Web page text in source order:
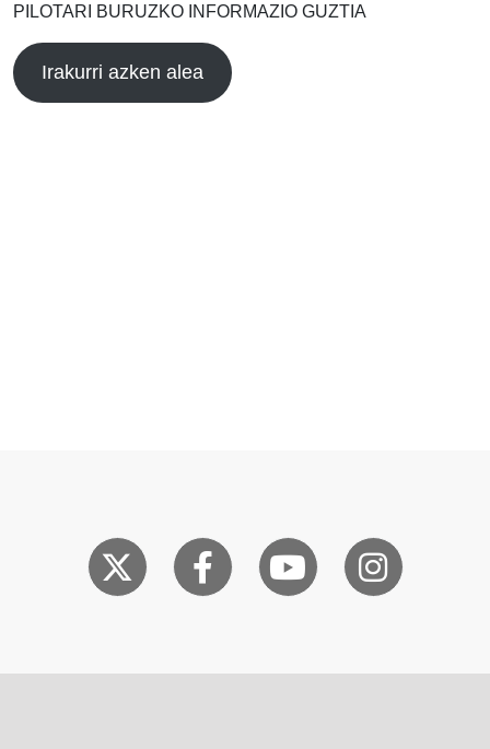
PILOTARI BURUZKO INFORMAZIO GUZTIA
Irakurri azken alea